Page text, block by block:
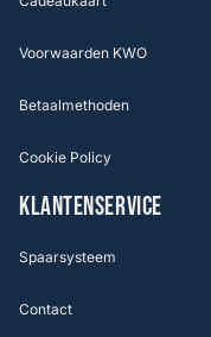
Voorwaarden KWO
Betaalmethoden
Cookie Policy
KLANTENSERVICE
Spaarsysteem
Contact